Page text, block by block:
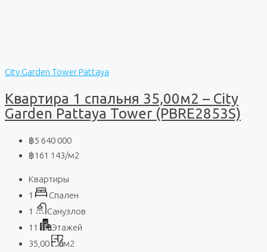
City Garden Tower Pattaya
Квартира 1 спальня 35,00м2 – City
Garden Pattaya Tower (PBRE2853S)
฿5 640 000
฿161 143/м2
Квартиры
1
Спален
1
Санузлов
11
Этажей
35,00
м2